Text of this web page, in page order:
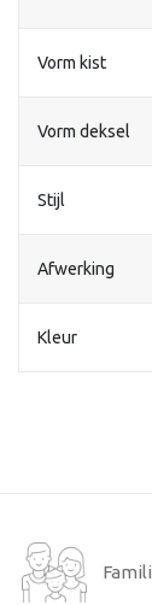
Vorm kist
Vorm deksel
Stijl
Afwerking
Kleur